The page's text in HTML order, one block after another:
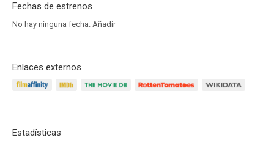
Fechas de estrenos
No hay ninguna fecha. Añadir
Enlaces externos
Estadísticas